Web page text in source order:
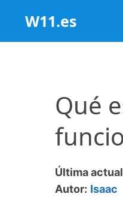
contenido
W11.es
Qué
Última
Autor: Isaac